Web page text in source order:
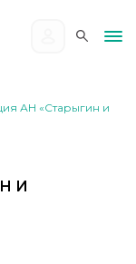
АН «Старыгин и
И